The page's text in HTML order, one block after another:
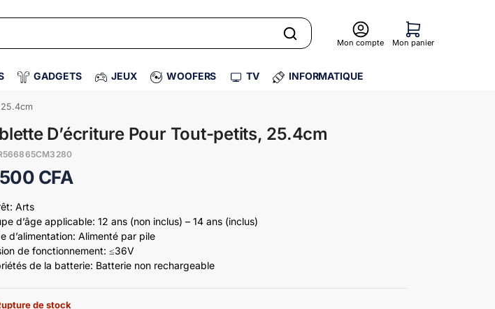
Mon compte Mon panier
GADGETS JEUX WOOFERS TV INFORMATIQUE
D’écriture Pour Tout-petits, 25.4cm
CFA
Arts
d’âge applicable: 12 ans (non inclus) – 14 ans (inclus)
d’alimentation: Alimenté par pile
de fonctionnement: ≤36V
de la batterie: Batterie non rechargeable
de stock